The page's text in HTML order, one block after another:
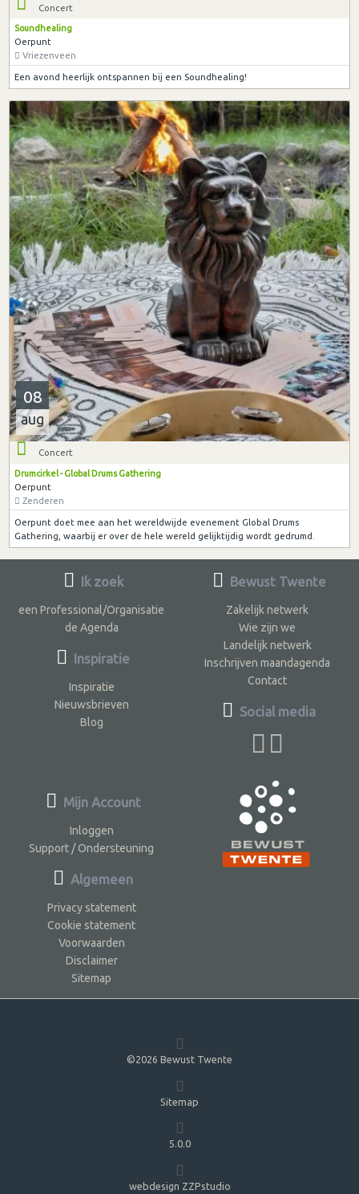
Concert
Soundhealing
Oerpunt
Vriezenveen
Een avond heerlijk ontspannen bij een Soundhealing!
08
aug
Concert
Drumcirkel - Global Drums Gathering
Oerpunt
Zenderen
Oerpunt doet mee aan het wereldwijde evenement Global Drums
Gathering, waarbij er over de hele wereld gelijktijdig wordt gedrumd.
Ik zoek
een Professional/Organisatie
de Agenda
Inspiratie
Inspiratie
Nieuwsbrieven
Blog
Bewust Twente
Zakelijk netwerk
Wie zijn we
Landelijk netwerk
Inschrijven maandagenda
Contact
Social media
Mijn Account
Inloggen
Support / Ondersteuning
Algemeen
Privacy statement
Cookie statement
Voorwaarden
Disclaimer
Sitemap
©2026 Bewust Twente
Sitemap
5.0.0
webdesign ZZPstudio